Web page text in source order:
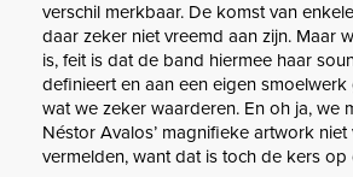
verschil merkbaar. De komst van
daar zeker niet vreemd aan zijn. Maar
is, feit is dat de band hiermee haar
definieert en aan een eigen smoelwerk
wat we zeker waarderen. En oh ja, we
Néstor Avalos’ magnifieke artwork niet
vermelden, want dat is toch de kers op